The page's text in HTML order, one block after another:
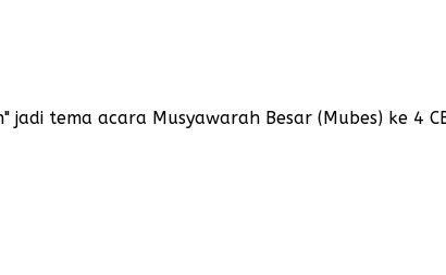
jadi tema acara Musyawarah Besar (Mubes) ke 4